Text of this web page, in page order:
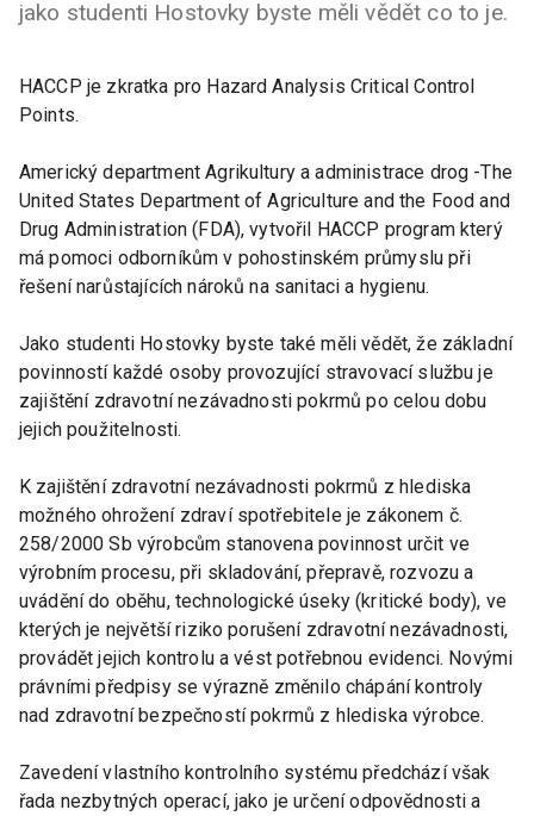
jako studenti Hostovky byste měli vědět co to je.
HACCP je zkratka pro Hazard Analysis Critical Control
Points.
Americký department Agrikultury a administrace drog -The
United States Department of Agriculture and the Food and
Drug Administration (FDA), vytvořil HACCP program který
má pomoci odborníkům v pohostinském průmyslu při
řešení narůstajících nároků na sanitaci a hygienu.
Jako studenti Hostovky byste také měli vědět, že základní
povinností každé osoby provozující stravovací službu je
zajištění zdravotní nezávadnosti pokrmů po celou dobu
jejich použitelnosti.
K zajištění zdravotní nezávadnosti pokrmů z hlediska
možného ohrožení zdraví spotřebitele je zákonem č.
258/2000 Sb výrobcům stanovena povinnost určit ve
výrobním procesu, při skladování, přepravě, rozvozu a
uvádění do oběhu, technologické úseky (kritické body), ve
kterých je největší riziko porušení zdravotní nezávadnosti,
provádět jejich kontrolu a vést potřebnou evidenci. Novými
právními předpisy se výrazně změnilo chápání kontroly
nad zdravotní bezpečností pokrmů z hlediska výrobce.
Zavedení vlastního kontrolního systému předchází však
řada nezbytných operací, jako je určení odpovědnosti a